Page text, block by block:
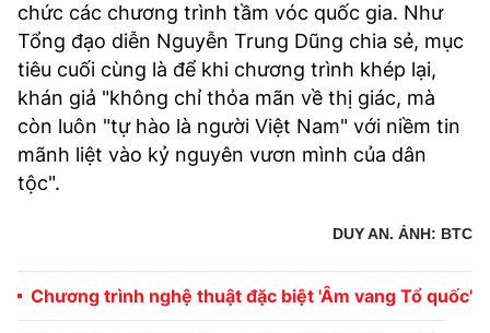
chức các chương trình tầm vóc quốc gia. Như
Tổng đạo diễn Nguyễn Trung Dũng chia sẻ, mục
tiêu cuối cùng là để khi chương trình khép lại,
khán giả "không chỉ thỏa mãn về thị giác, mà
còn luôn "tự hào là người Việt Nam" với niềm tin
mãnh liệt vào kỷ nguyên vươn mình của dân
tộc".
DUY AN. ẢNH: BTC
Chương trình nghệ thuật đặc biệt 'Âm vang Tổ quốc'